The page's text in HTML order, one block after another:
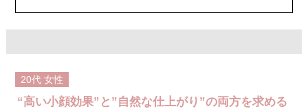
20代 女性
“高い小顔効果”と”自然な仕上がり”の両方を求める